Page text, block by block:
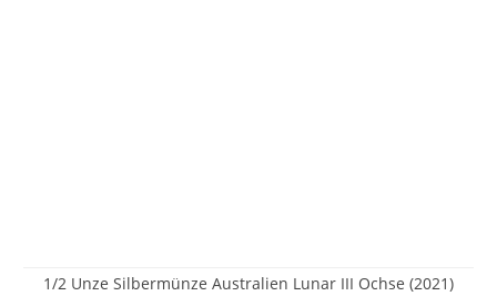
1/2 Unze Silbermünze Australien Lunar III Ochse (2021)